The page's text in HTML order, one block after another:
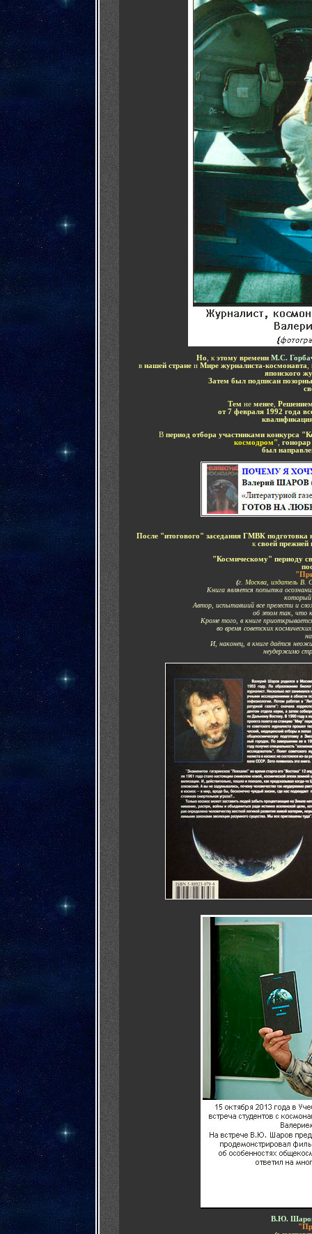
Но , к этому времени М.С.
внашей странеи Мире журналиста-космонавта
японского
Затем был подписан
Тем не менее
от 7 февраля 1992 года
В период отбора участниками конкурса
космодром"
гонорар
был
После "итогового" заседания ГМВК
к своей прежней
"Космическому" периоду
(г. Москва, издатель В.
Книга является попытка
который
Автор, испытавший все прелести и
об этом так, что
Кроме того, в книге
во время советских
И, наконец, в книге даётся
неудержимо
В.Ю.